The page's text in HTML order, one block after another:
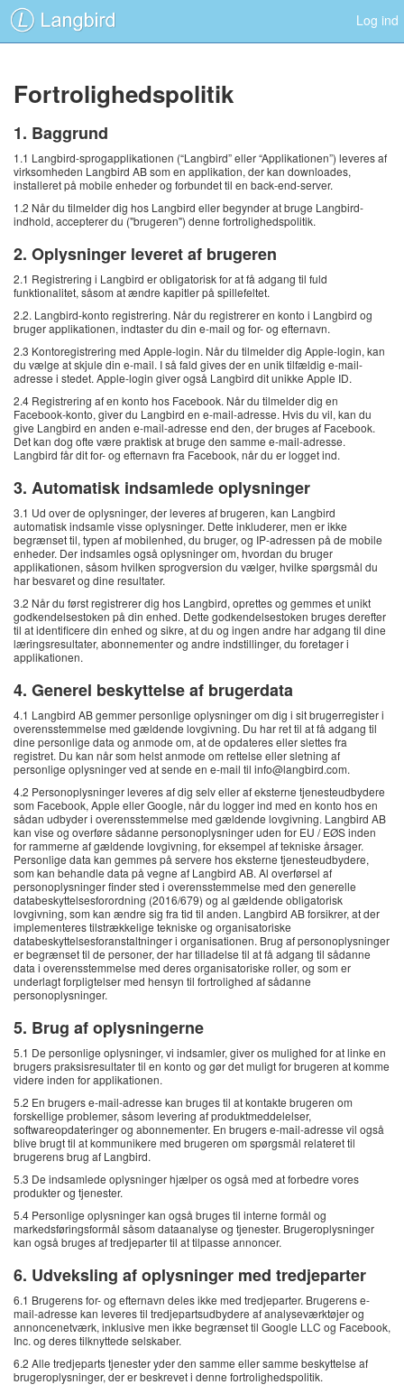
Log ind
Fortrolighedspolitik
1. Baggrund
1.1 Langbird-sprogapplikationen (“Langbird” eller “Applikationen”) leveres af
virksomheden Langbird AB som en applikation, der kan downloades,
installeret på mobile enheder og forbundet til en back-end-server.
1.2 Når du tilmelder dig hos Langbird eller begynder at bruge Langbird-
indhold, accepterer du ("brugeren") denne fortrolighedspolitik.
2. Oplysninger leveret af brugeren
2.1 Registrering i Langbird er obligatorisk for at få adgang til fuld
funktionalitet, såsom at ændre kapitler på spillefeltet.
2.2. Langbird-konto registrering. Når du registrerer en konto i Langbird og
bruger applikationen, indtaster du din e-mail og for- og efternavn.
2.3 Kontoregistrering med Apple-login. Når du tilmelder dig Apple-login, kan
du vælge at skjule din e-mail. I så fald gives der en unik tilfældig e-mail-
adresse i stedet. Apple-login giver også Langbird dit unikke Apple ID.
2.4 Registrering af en konto hos Facebook. Når du tilmelder dig en
Facebook-konto, giver du Langbird en e-mail-adresse. Hvis du vil, kan du
give Langbird en anden e-mail-adresse end den, der bruges af Facebook.
Det kan dog ofte være praktisk at bruge den samme e-mail-adresse.
Langbird får dit for- og efternavn fra Facebook, når du er logget ind.
3. Automatisk indsamlede oplysninger
3.1 Ud over de oplysninger, der leveres af brugeren, kan Langbird
automatisk indsamle visse oplysninger. Dette inkluderer, men er ikke
begrænset til, typen af ​​mobilenhed, du bruger, og IP-adressen på de mobile
enheder. Der indsamles også oplysninger om, hvordan du bruger
applikationen, såsom hvilken sprogversion du vælger, hvilke spørgsmål du
har besvaret og dine resultater.
3.2 Når du først registrerer dig hos Langbird, oprettes og gemmes et unikt
godkendelsestoken på din enhed. Dette godkendelsestoken bruges derefter
til at identificere din enhed og sikre, at du og ingen andre har adgang til dine
læringsresultater, abonnementer og andre indstillinger, du foretager i
applikationen.
4. Generel beskyttelse af brugerdata
4.1 Langbird AB gemmer personlige oplysninger om dig i sit brugerregister i
overensstemmelse med gældende lovgivning. Du har ret til at få adgang til
dine personlige data og anmode om, at de opdateres eller slettes fra
registret. Du kan når som helst anmode om rettelse eller sletning af
personlige oplysninger ved at sende en e-mail til info@langbird.com.
4.2 Personoplysninger leveres af dig selv eller af eksterne tjenesteudbydere
som Facebook, Apple eller Google, når du logger ind med en konto hos en
sådan udbyder i overensstemmelse med gældende lovgivning. Langbird AB
kan vise og overføre sådanne personoplysninger uden for EU / EØS inden
for rammerne af gældende lovgivning, for eksempel af tekniske årsager.
Personlige data kan gemmes på servere hos eksterne tjenesteudbydere,
som kan behandle data på vegne af Langbird AB. Al overførsel af
personoplysninger finder sted i overensstemmelse med den generelle
databeskyttelsesforordning (2016/679) og al gældende obligatorisk
lovgivning, som kan ændre sig fra tid til anden. Langbird AB forsikrer, at der
implementeres tilstrækkelige tekniske og organisatoriske
databeskyttelsesforanstaltninger i organisationen. Brug af personoplysninger
er begrænset til de personer, der har tilladelse til at få adgang til sådanne
data i overensstemmelse med deres organisatoriske roller, og som er
underlagt forpligtelser med hensyn til fortrolighed af sådanne
personoplysninger.
5. Brug af oplysningerne
5.1 De personlige oplysninger, vi indsamler, giver os mulighed for at linke en
brugers praksisresultater til en konto og gør det muligt for brugeren at komme
videre inden for applikationen.
5.2 En brugers e-mail-adresse kan bruges til at kontakte brugeren om
forskellige problemer, såsom levering af produktmeddelelser,
softwareopdateringer og abonnementer. En brugers e-mail-adresse vil også
blive brugt til at kommunikere med brugeren om spørgsmål relateret til
brugerens brug af Langbird.
5.3 De indsamlede oplysninger hjælper os også med at forbedre vores
produkter og tjenester.
5.4 Personlige oplysninger kan også bruges til interne formål og
markedsføringsformål såsom dataanalyse og tjenester. Brugeroplysninger
kan også bruges af tredjeparter til at tilpasse annoncer.
6. Udveksling af oplysninger med tredjeparter
6.1 Brugerens for- og efternavn deles ikke med tredjeparter. Brugerens e-
mail-adresse kan leveres til tredjepartsudbydere af analyseværktøjer og
annoncenetværk, inklusive men ikke begrænset til Google LLC og Facebook,
Inc. og deres tilknyttede selskaber.
6.2 Alle tredjeparts tjenester yder den samme eller samme beskyttelse af
brugeroplysninger, der er beskrevet i denne fortrolighedspolitik.